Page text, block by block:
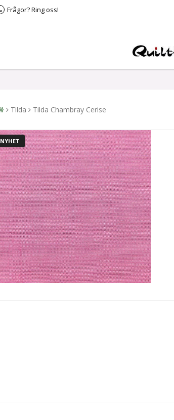
Frågor? Ring oss!
Tilda Tilda Chambray Cerise
NYHET